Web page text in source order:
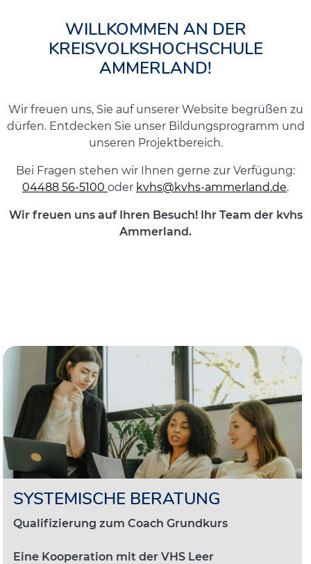
WILLKOMMEN AN DER
KREISVOLKSHOCHSCHULE
AMMERLAND!
Wir freuen uns, Sie auf unserer Website begrüßen zu
dürfen. Entdecken Sie unser Bildungsprogramm und
unseren Projektbereich.
Bei Fragen stehen wir Ihnen gerne zur Verfügung:
04488 56-5100 oder kvhs@kvhs-ammerland.de.
Wir freuen uns auf Ihren Besuch! Ihr Team der kvhs
Ammerland.
SYSTEMISCHE BERATUNG
Qualifizierung zum Coach Grundkurs
Eine Kooperation mit der VHS Leer